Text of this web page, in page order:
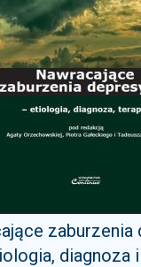
zaburzenia
diagnoza